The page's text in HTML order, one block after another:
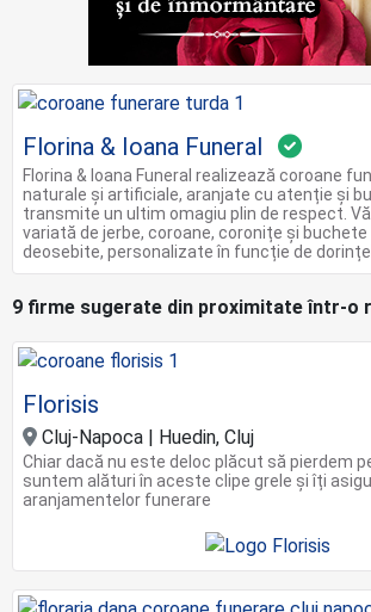
Florina & Ioana Funeral
Florina & Ioana Funeral realizează coroane
naturale și artificiale, aranjate cu atenție și
transmite un ultim omagiu plin de respect.
variată de jerbe, coroane, coronițe și
deosebite, personalizate în funcție de
9 firme sugerate din proximitate într-o
Florisis
Cluj-Napoca | Huedin, Cluj
Chiar dacă nu este deloc plăcut să pierdem
suntem alături în aceste clipe grele şi îți
aranjamentelor funerare